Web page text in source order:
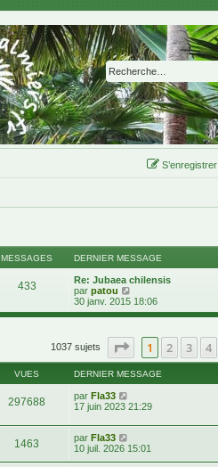
S’enregistrer
MESSAGES DERNIER MESSAGE
433
Re: Jubaea chilensis
par patou
o
i
e
r
n
e
m
s
s
30 janv. 2015 18:06
1037 sujets Page sur21
1 2 3 4
VUES DERNIER MESSAGE
297688 par Fla33
17 juin 2023 21:29
1463 par Fla33
10 juil. 2026 15:01